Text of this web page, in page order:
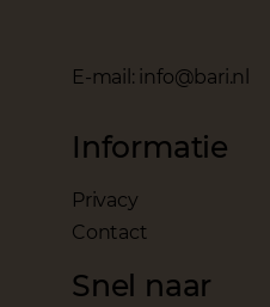
E-mail: info@bari.nl
Informatie
Privacy
Contact
Snel naar